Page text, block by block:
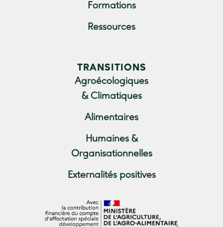
Formations
Ressources
TRANSITIONS
Agroécologiques
& Climatiques
Alimentaires
Humaines &
Organisationnelles
Externalités positives